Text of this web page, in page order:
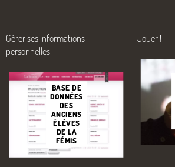
Gérer ses informations
personnelles
BASE DE
DONNÉES
DES
ANCIENS
ÉLÈVES
DE LA
FÉMIS
Jouer !